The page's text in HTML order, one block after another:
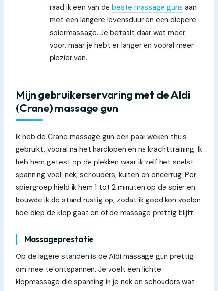
raad ik een van debeste massage guns aan
met een langere levensduur en een diepere
spiermassage. Je betaalt daar wat meer
voor, maar je hebt er langer en vooral meer
plezier van.
Mijn gebruikerservaring met de Aldi
(Crane) massage gun
Ik heb de Crane massage gun een paar weken thuis
gebruikt, vooral na het hardlopen en na krachttraining. Ik
heb hem getest op de plekken waar ik zelf het snelst
spanning voel: nek, schouders, kuiten en onderrug. Per
spiergroep hield ik hem 1 tot 2 minuten op de spier en
bouwde ik de stand rustig op, zodat ik goed kon voelen
hoe diep de klop gaat en of de massage prettig blijft.
Massageprestatie
Op de lagere standen is de Aldi massage gun prettig
om mee te ontspannen. Je voelt een lichte
klopmassage die spanning in je nek en schouders wat